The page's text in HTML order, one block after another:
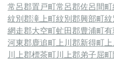
常呂郡置戸町常呂郡佐呂間町
紋別郡滝上町紋別郡興部町
網走郡大空町虻田郡豊浦町
河東郡鹿追町 上川郡新得町
川上郡標茶町川上郡弟子屈町